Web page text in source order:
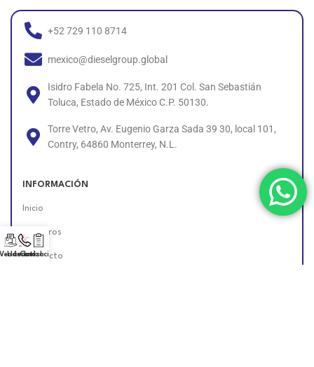
+52 729 110 8714
mexico@dieselgroup.global
Isidro Fabela No. 725, Int. 201 Col. San Sebastián
Toluca, Estado de México C.P. 50130.
Torre Vetro, Av. Eugenio Garza Sada 39 30, local 101,
Contry, 64860 Monterrey, N.L.
INFORMACIÓN
Inicio
Nosotros
Contacto
Llámanos!
Cotización